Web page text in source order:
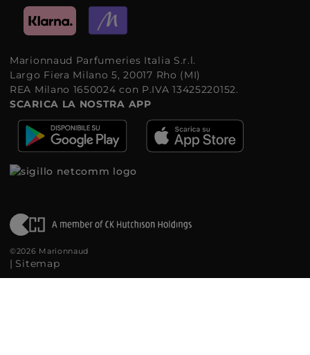
Marionnaud Parfumeries Italia S.r.l.
Largo Fiera Milano 5, 20017 Rho (MI)
REA Milano 1650024 con P.IVA 13425220152.
SCARICA LA NOSTRA APP
©2026 Marionnaud
| Sitemap